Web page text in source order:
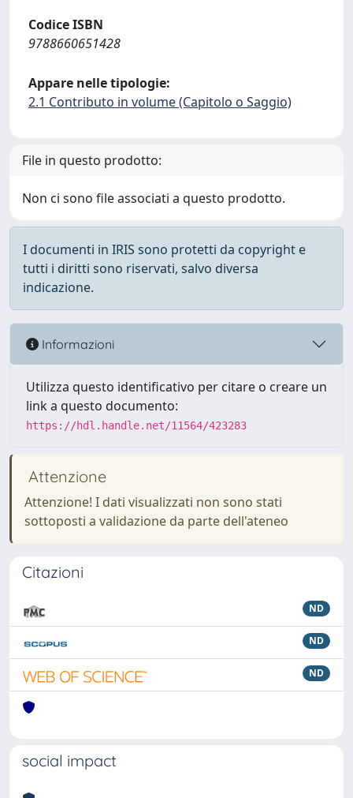
Codice ISBN
9788660651428
Appare nelle tipologie:
2.1 Contributo in volume (Capitolo o Saggio)
File in questo prodotto:
Non ci sono file associati a questo prodotto.
I documenti in IRIS sono protetti da copyright e
tutti i diritti sono riservati, salvo diversa
indicazione.
Informazioni
Utilizza questo identificativo per citare o creare un
link a questo documento:
https://hdl.handle.net/11564/423283
Attenzione
Attenzione! I dati visualizzati non sono stati
sottoposti a validazione da parte dell'ateneo
Citazioni
ND
ND
ND
social impact